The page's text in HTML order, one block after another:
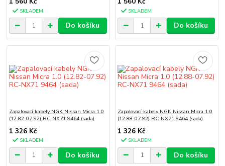
SKLADEM
Do košíku
SKLADEM
Do košíku
Zapalovací kabely NGK Nissan Micra 1.0
(12.82-07.92) RC-NX71 9464 (sada)
1 326 Kč
SKLADEM
Do košíku
Zapalovací kabely NGK Nissan Micra 1.0
(12.88-07.92) RC-NX71 9464 (sada)
1 326 Kč
SKLADEM
Do košíku